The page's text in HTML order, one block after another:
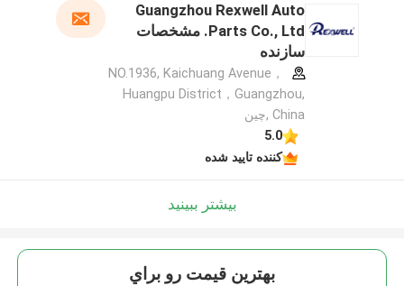
Guangzhou Rexwell Auto
Parts Co., Ltd. مشخصات
سازنده
NO.1936, Kaichuang Avenue，
Huangpu District，Guangzhou,
China ,چین
5.0
کننده تایید شده
بیشتر ببینید
بهترين قيمت رو براي